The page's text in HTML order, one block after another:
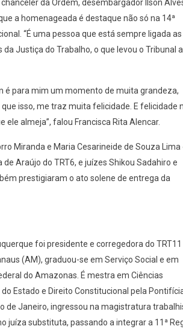
da Ordem, desembargador Ilson
a homenageada é destaque não só na 14ª
“É uma pessoa que está sempre ligada as
Justiça do Trabalho, o que levou o Tribunal a
é para mim um momento de muita grandeza,
isso, me traz muita felicidade. E felicidade
ele almeja”, falou Francisca Rita Alencar.
Miranda e Maria Cesarineide de Souza Lima
de Araújo do TRT6, e juízes Shikou Sadahiro e
prestigiaram o ato solene de entrega da
foi presidente e corregedora do
(AM), graduou-se em Serviço Social e em
do Amazonas. É mestra em Ciências
Estado e Direito Constitucional pela
de Janeiro, ingressou na magistratura
juíza substituta, passando a integrar a 11ª